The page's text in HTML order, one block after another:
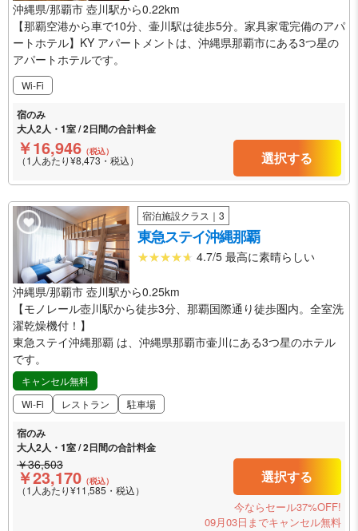
沖縄県/那覇市 壺川駅から0.22km
【那覇空港から車で10分、壷川駅は徒歩5分。家具家電完備のアパ
ートホテル】KY アパートメントは、沖縄県那覇市にある3つ星の
アパートホテルです。
Wi-Fi
宿のみ
大人2人・1室 / 2日間の合計料金
￥16,946 （税込）
（1人あたり¥8,473・税込） 選択する
宿泊施設クラス｜3
東急ステイ沖縄那覇
4.7/5 最高に素晴らしい
沖縄県/那覇市 壺川駅から0.25km
【モノレール壺川駅から徒歩3分、那覇国際通り徒歩圏内。全室洗
濯乾燥機付！】
東急ステイ沖縄那覇 は、沖縄県那覇市壷川にある3つ星のホテル
です。
キャンセル無料
Wi-Fi
レストラン 駐車場
宿のみ
大人2人・1室 / 2日間の合計料金
￥36,503
￥23,170 （税込）
（1人あたり¥11,585・税込）
選択する
今ならセール37%OFF!
09月03日までキャンセル無料